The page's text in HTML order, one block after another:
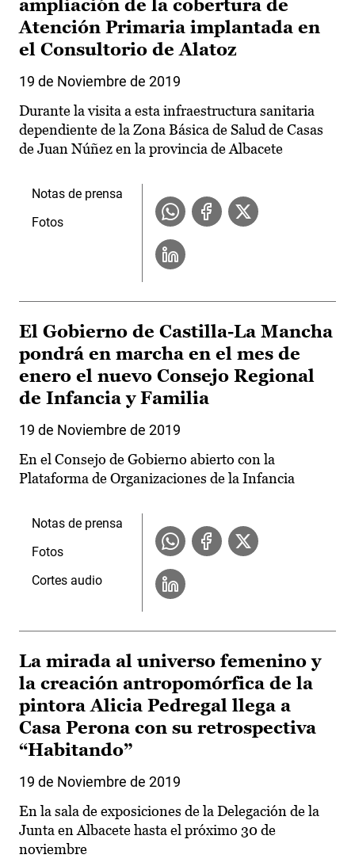
ampliación de la cobertura de
Atención Primaria implantada en
el Consultorio de Alatoz
19 de Noviembre de 2019
Durante la visita a esta infraestructura sanitaria
dependiente de la Zona Básica de Salud de Casas
de Juan Núñez en la provincia de Albacete
Notas de prensa
Fotos
El Gobierno de Castilla-La Mancha
pondrá en marcha en el mes de
enero el nuevo Consejo Regional
de Infancia y Familia
19 de Noviembre de 2019
En el Consejo de Gobierno abierto con la
Plataforma de Organizaciones de la Infancia
Notas de prensa
Fotos
Cortes audio
La mirada al universo femenino y
la creación antropomórfica de la
pintora Alicia Pedregal llega a
Casa Perona con su retrospectiva
“Habitando”
19 de Noviembre de 2019
En la sala de exposiciones de la Delegación de la
Junta en Albacete hasta el próximo 30 de
noviembre